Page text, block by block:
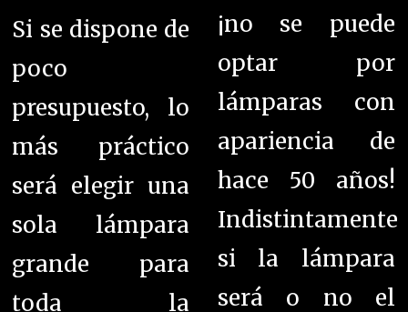
Si se dispone de
poco
presupuesto, lo
más práctico
será elegir una
sola lámpara
grande para
toda la
¡no se puede
optar por
lámparas con
apariencia de
hace 50 años!
Indistintamente
si la lámpara
será o no el